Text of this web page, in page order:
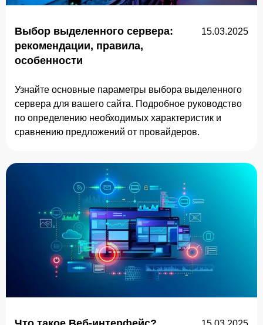
Выбор выделенного сервера:
рекомендации, правила,
особенности
15.03.2025
Узнайте основные параметры выбора выделенного
сервера для вашего сайта. Подробное руководство
по определению необходимых характеристик и
сравнению предложений от провайдеров.